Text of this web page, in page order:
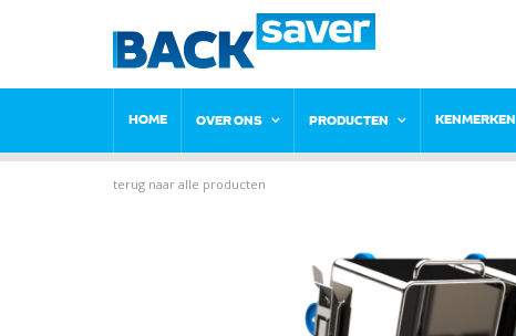
HOME OVER ONS PRODUCTEN KENMERKEN
terug naar alle producten